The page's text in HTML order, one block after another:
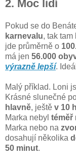
2. Moc lidí
Pokud se do
karnevalu, tak
jde průměrně o
má jen 56.000
výrazně lepší.
Malý příklad. Loni
Krásné slunečné
hlavně, ještě v 10
Marka nebyl téměř
Marka nebo na
dosahují několika
50 minut.